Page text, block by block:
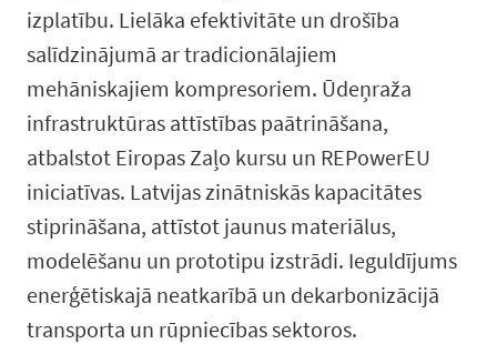
izplatību. Lielāka efektivitāte un drošība
salīdzinājumā ar tradicionālajiem
mehāniskajiem kompresoriem. Ūdeņraža
infrastruktūras attīstības paātrināšana,
atbalstot Eiropas Zaļo kursu un REPowerEU
iniciatīvas. Latvijas zinātniskās kapacitātes
stiprināšana, attīstot jaunus materiālus,
modelēšanu un prototipu izstrādi. Ieguldījums
enerģētiskajā neatkarībā un dekarbonizācijā
transporta un rūpniecības sektoros.